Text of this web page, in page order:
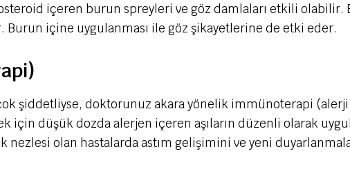
içeren burun spreyleri ve göz damlaları etkili olabilir.
içine uygulanması ile göz şikayetlerine de etki eder.
şiddetliyse, doktorunuz akara yönelik immünoterapi (alerji
düşük dozda alerjen içeren aşıların düzenli olarak
nezlesi olan hastalarda astım gelişimini ve yeni